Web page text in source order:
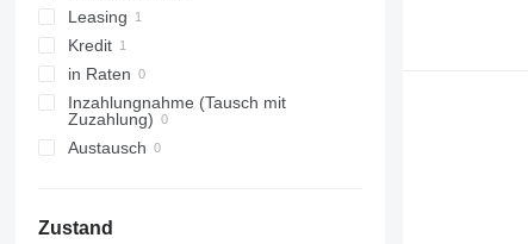
Leasing
Kredit
in Raten
Inzahlungnahme (Tausch mit
Zuzahlung)
Austausch
Zustand